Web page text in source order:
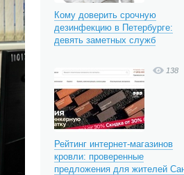
Кому доверить срочную
дезинфекцию в Петербурге:
девять заметных служб
138
Рейтинг интернет-магазинов
кровли: проверенные
предложения для жителей